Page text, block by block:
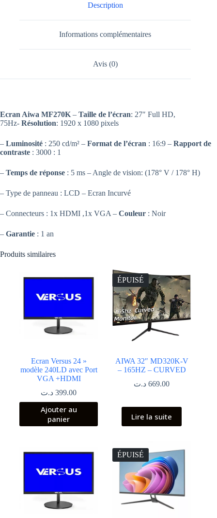
Description
Informations complémentaires
Avis (0)
Ecran Aiwa MF270K – Taille de l’écran: 27″ Full HD,
75Hz- Résolution: 1920 x 1080 pixels
– Luminosité : 250 cd/m² – Format de l’écran : 16:9 – Rapport de
contraste : 3000 : 1
– Temps de réponse : 5 ms – Angle de vision: (178° V / 178° H)
– Type de panneau : LCD – Ecran Incurvé
– Connecteurs : 1x HDMI ,1x VGA – Couleur : Noir
– Garantie : 1 an
Produits similaires
Ecran Versus 24 »
modèle 240LD avec Port
VGA +HDMI
399.00 د.ت
Ajouter au
panier
ÉPUISÉ
AIWA 32″ MD320K-V
– 165HZ – CURVED
669.00 د.ت
Lire la suite
ÉPUISÉ